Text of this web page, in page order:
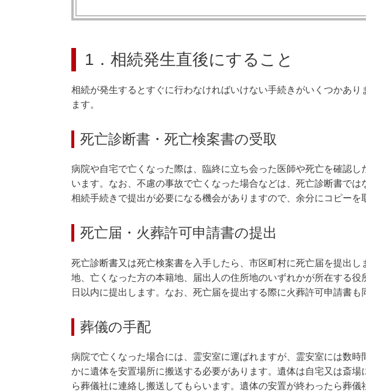
1．相続発生直後にすること
相続が発生するとすぐに行わなければいけない手続きがいくつかあ
ます。
死亡診断書・死亡検案書の受取
病院や自宅で亡くなった際は、臨終に立ち会った医師や死亡を確認し
います。なお、不慮の事故で亡くなった場合などは、死亡診断書で
相続手続きで提出が必要になる機会がありますので、余分にコピーを
死亡届・火葬許可申請書の提出
死亡診断書又は死亡検案書を入手したら、市区町村に死亡届を提出
地、亡くなった方の本籍地、届出人の住所地のいずれかが所在する
日以内に提出します。なお、死亡届を提出する際に火葬許可申請書も
葬儀の手配
病院で亡くなった場合には、霊安室に運ばれますが、霊安室には数
かに遺体を安置場所に搬送する必要があります。遺体は自宅又は斎場
ら葬儀社に連絡し搬送してもらいます。遺体の安置が終わったら葬